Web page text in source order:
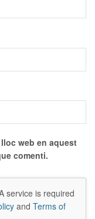
web en aquest
comenti.
service is required
and Terms of